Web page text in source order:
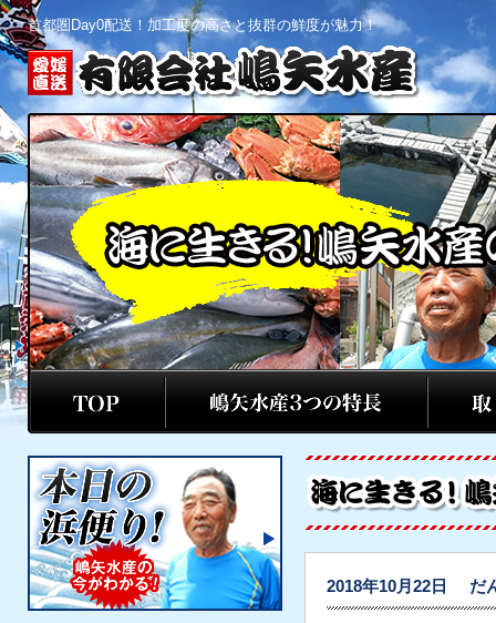
首都圏Day0配送！加工度の高さと抜群の鮮度が魅力！
2018年10月22日 だ